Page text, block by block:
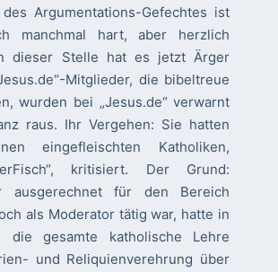
Argumentations-Gefechtes ist
manchmal hart, aber herzlich
dieser Stelle hat es jetzt Ärger
Mitglieder, die bibeltreue
wurden bei „Jesus.de“ verwarnt
raus. Ihr Vergehen: Sie hatten
eingefleischten Katholiken,
kritisiert. Der Grund:
ausgerechnet für den Bereich
als Moderator tätig war, hatte in
die gesamte katholische Lehre
und Reliquienverehrung über